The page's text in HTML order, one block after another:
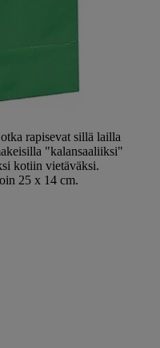
rapisevat sillä lailla
"kalansaaliiksi"
kotiin vietäväksi.
25 x 14 cm.